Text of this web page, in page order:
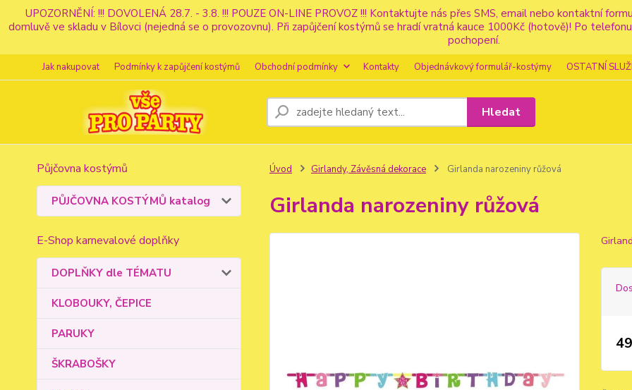
UPOZORNĚNÍ: !!! DOVOLENÁ 28.7. - 3.8. !!! POUZE ON-LINE PROVOZ !!! Kontaktujte nás přes SMS, email nebo kontaktní
domluvě ve skladu v Bílovci (nejedná se o provozovnu). Při zapůjčení kostýmů se hradí vratná kauce 1000Kč (hotově)! Po
pochopení.
Jak nakupovat Podmínky k zapůjčení kostýmů Obchodní podmínky Kontakty Objednávkový formulář-kostýmy OSTATNÍ
Hledat
Půjčovna kostýmů
PŮJČOVNA KOSTÝMŮ katalog
E-Shop karnevalové doplňky
DOPLŇKY dle TÉMATU
KLOBOUKY, ČEPICE
PARUKY
ŠKRABOŠKY
Úvod Girlandy, Závěsná dekorace Girlanda narozeniny růžová
Girlanda narozeniny růžová